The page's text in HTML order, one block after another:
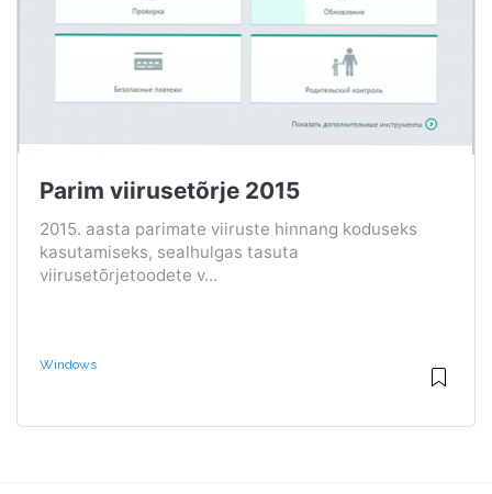
Parim viirusetõrje 2015
2015. aasta parimate viiruste hinnang koduseks
kasutamiseks, sealhulgas tasuta
viirusetõrjetoodete v...
Windows